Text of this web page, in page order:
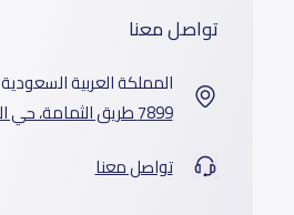
تواصل معنا
المملكة العربية السعودية
7899 طريق الثمامة، حي الربيع، الرياض 11564
تواصل معنا